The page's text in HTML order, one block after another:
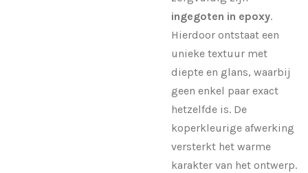
ingegoten in epoxy.
Hierdoor ontstaat een
unieke textuur met
diepte en glans, waarbij
geen enkel paar exact
hetzelfde is. De
koperkleurige afwerking
versterkt het warme
karakter van het ontwerp.